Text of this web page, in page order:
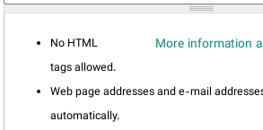
More information
No HTML
tags allowed.
Web page addresses and e-mail
automatically.